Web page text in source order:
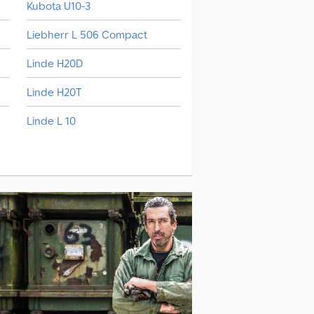
Kubota U10-3
Liebherr L 506 Compact
Linde H20D
Linde H20T
Linde L 10
Manitou Mi 25 D